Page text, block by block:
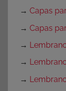
→ Capas
→ Capas
→
→
→